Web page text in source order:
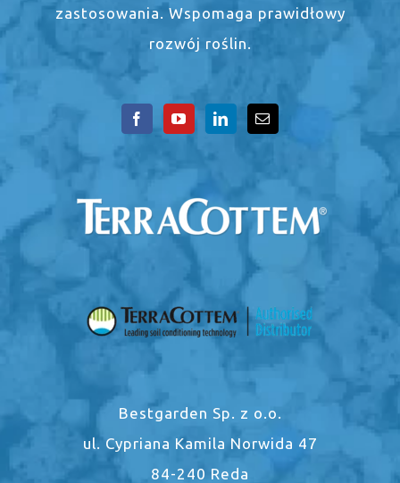
zastosowania. Wspomaga prawidłowy
rozwój roślin.
Bestgarden Sp. z o.o.
ul. Cypriana Kamila Norwida 47
84-240 Reda